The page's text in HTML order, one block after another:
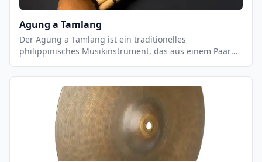
Agung a Tamlang
Der Agung a Tamlang ist ein traditionelles
philippinisches Musikinstrument, das aus einem Paar
normalerweise in Gruppen von zwei oder mehr
Musikern gespielt, die die Trommeln mit Stöcken
schlagen. Der Agung a Tamlang ist ein wichtiger
Bestandteil der philippinischen Musikkultur und wird
häufig bei religiösen Zeremonien, Festen und anderen
Anlässen verwendet. Es ist ein sehr einzigartiges
Instrument, das einen einzigartigen, tiefen und
rhythmischen Klang erzeugt.